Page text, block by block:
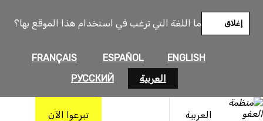
ما اللغة التي ترغب في استخدام هذا الموقع بها؟
ENGLISH
ESPAÑOL
FRANÇAIS
العربية
РУССКИЙ
إغلاق
العربية تبرعوا الآن